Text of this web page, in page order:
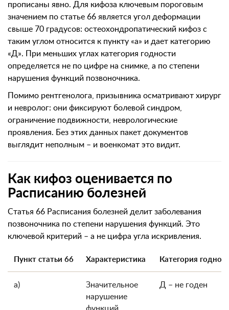
прописаны явно. Для кифоза ключевым пороговым
значением по статье 66 является угол деформации
свыше 70 градусов: остеохондропатический кифоз с
таким углом относится к пункту «а» и дает категорию
«Д». При меньших углах категория годности
определяется не по цифре на снимке, а по степени
нарушения функций позвоночника.
Помимо рентгенолога, призывника осматривают хирург
и невролог: они фиксируют болевой синдром,
ограничение подвижности, неврологические
проявления. Без этих данных пакет документов
выглядит неполным – и военкомат это видит.
Как кифоз оценивается по
Расписанию болезней
Статья 66 Расписания болезней делит заболевания
позвоночника по степени нарушения функций. Это
ключевой критерий – а не цифра угла искривления.
Пункт статьи 66 Характеристика Категория
а)
Значительное
нарушение
Д – не годен